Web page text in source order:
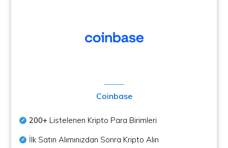
Coinbase
200+ Listelenen Kripto Para Birimleri
İlk Satın Alımınızdan Sonra Kripto Alın